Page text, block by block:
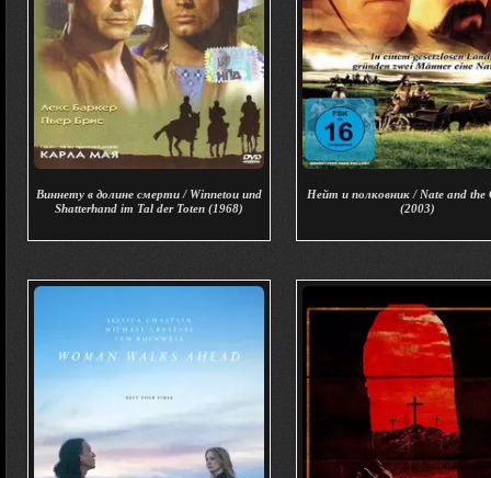
Виннету в долине смерти / Winnetou und
Shatterhand im Tal der Toten (1968)
Нейт и полковник / Nate and the
(2003)